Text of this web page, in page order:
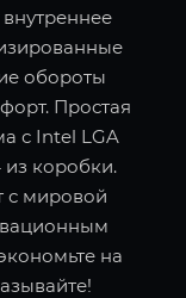
обороты
Простая
с Intel LGA
из коробки.
с мировой
на